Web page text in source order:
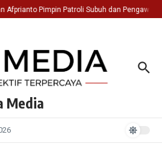
Afprianto Pimpin Patroli Subuh dan
Media